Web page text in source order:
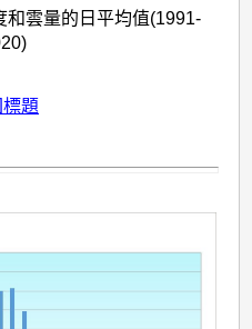
和雲量的日平均值(1991-
題